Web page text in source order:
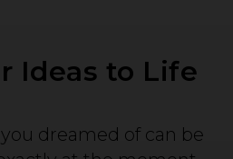
Ideas to Life
dreamed of can be